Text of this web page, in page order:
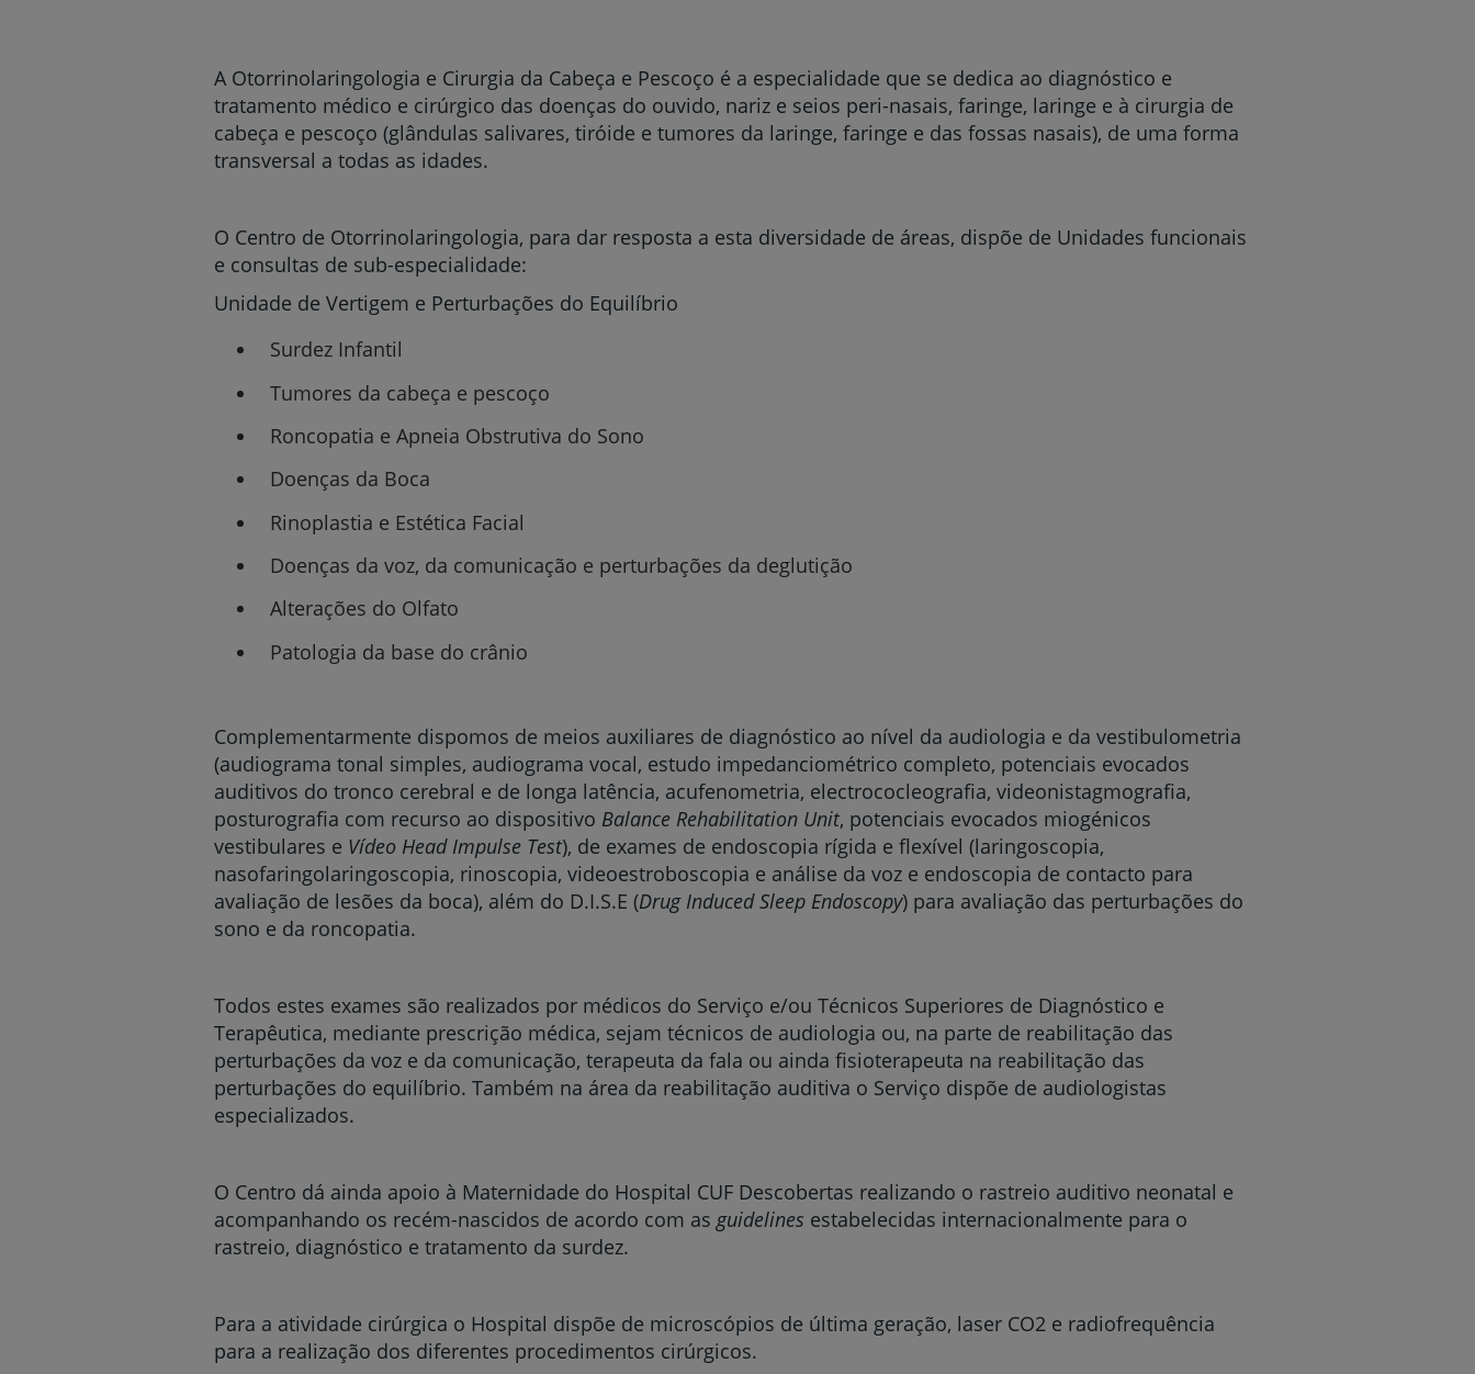
A Otorrinolaringologia e Cirurgia da Cabeça e Pescoço é a especialidade que se dedica ao diagnóstico e
tratamento médico e cirúrgico das doenças do ouvido, nariz e seios peri-nasais, faringe, laringe e à cirurgia de
cabeça e pescoço (glândulas salivares, tiróide e tumores da laringe, faringe e das fossas nasais), de uma forma
transversal a todas as idades.
O Centro de Otorrinolaringologia, para dar resposta a esta diversidade de áreas, dispõe de Unidades funcionais
e consultas de sub-especialidade:
Unidade de Vertigem e Perturbações do Equilíbrio
Surdez Infantil
Tumores da cabeça e pescoço
Roncopatia e Apneia Obstrutiva do Sono
Doenças da Boca
Rinoplastia e Estética Facial
Doenças da voz, da comunicação e perturbações da deglutição
Alterações do Olfato
Patologia da base do crânio
Complementarmente dispomos de meios auxiliares de diagnóstico ao nível da audiologia e da vestibulometria
(audiograma tonal simples, audiograma vocal, estudo impedanciométrico completo, potenciais evocados
auditivos do tronco cerebral e de longa latência, acufenometria, electrococleografia, videonistagmografia,
posturografia com recurso ao dispositivo Balance Rehabilitation Unit, potenciais evocados miogénicos
vestibulares e Vídeo Head Impulse Test), de exames de endoscopia rígida e flexível (laringoscopia,
nasofaringolaringoscopia, rinoscopia, videoestroboscopia e análise da voz e endoscopia de contacto para
avaliação de lesões da boca), além do D.I.S.E (Drug Induced Sleep Endoscopy) para avaliação das perturbações do
sono e da roncopatia.
Todos estes exames são realizados por médicos do Serviço e/ou Técnicos Superiores de Diagnóstico e
Terapêutica, mediante prescrição médica, sejam técnicos de audiologia ou, na parte de reabilitação das
perturbações da voz e da comunicação, terapeuta da fala ou ainda fisioterapeuta na reabilitação das
perturbações do equilíbrio. Também na área da reabilitação auditiva o Serviço dispõe de audiologistas
especializados.
O Centro dá ainda apoio à Maternidade do Hospital CUF Descobertas realizando o rastreio auditivo neonatal e
acompanhando os recém-nascidos de acordo com asguidelines estabelecidas internacionalmente para o
rastreio, diagnóstico e tratamento da surdez.
Para a atividade cirúrgica o Hospital dispõe de microscópios de última geração, laser CO2 e radiofrequência
para a realização dos diferentes procedimentos cirúrgicos.